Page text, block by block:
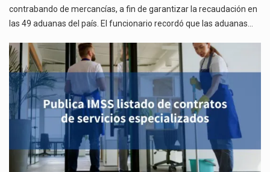
contrabando de mercancías, a fin de garantizar la recaudación en
las 49 aduanas del país. El funcionario recordó que las aduanas…